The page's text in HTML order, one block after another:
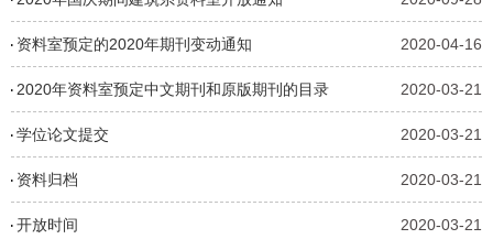
资料室预定的2020年期刊变动通知 2020-04-16
2020年资料室预定中文期刊和原版期刊的目录 2020-03-21
学位论文提交 2020-03-21
资料归档 2020-03-21
开放时间 2020-03-21